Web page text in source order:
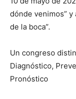
dónde venimos” y
de la boca”.
Un congreso
Diagnóstico,
Pronóstico